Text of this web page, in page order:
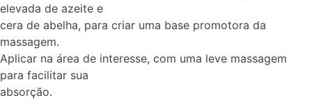
elevada de azeite e
cera de abelha, para criar uma base promotora da
massagem.
Aplicar na área de interesse, com uma leve massagem
para facilitar sua
absorção.